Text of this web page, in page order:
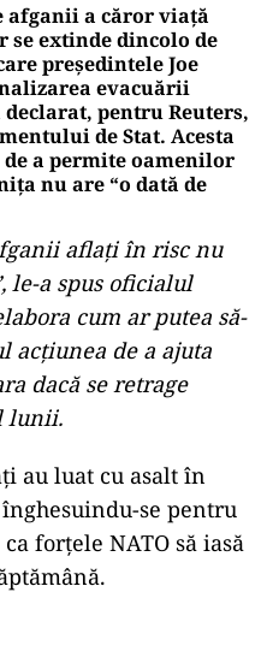
afganii a căror viață
extinde dincolo de
președintele Joe
evacuării
pentru Reuters,
de Stat. Acesta
a permite oamenilor
nu are “o dată de
aflați în risc nu
le-a spus oficialul
cum ar putea să-
acțiunea de a ajuta
dacă se retrage
lunii.
au luat cu asalt în
se pentru
forțele NATO să iasă